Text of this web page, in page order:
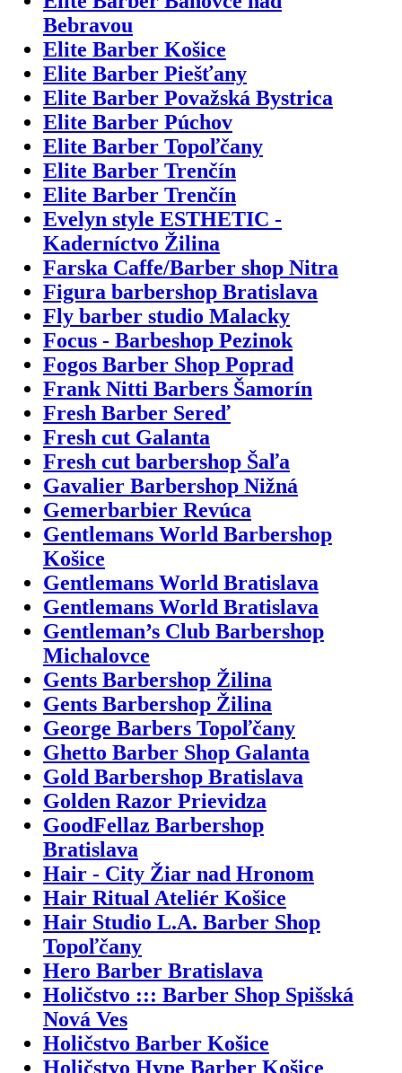
Bebravou
Elite Barber Košice
Elite Barber Piešťany
Elite Barber Považská Bystrica
Elite Barber Púchov
Elite Barber Topoľčany
Elite Barber Trenčín
Elite Barber Trenčín
Evelyn style ESTHETIC -
Kaderníctvo Žilina
Farska Caffe/Barber shop Nitra
Figura barbershop Bratislava
Fly barber studio Malacky
Focus - Barbeshop Pezinok
Fogos Barber Shop Poprad
Frank Nitti Barbers Šamorín
Fresh Barber Sereď
Fresh cut Galanta
Fresh cut barbershop Šaľa
Gavalier Barbershop Nižná
Gemerbarbier Revúca
Gentlemans World Barbershop
Košice
Gentlemans World Bratislava
Gentlemans World Bratislava
Gentleman’s Club Barbershop
Michalovce
Gents Barbershop Žilina
Gents Barbershop Žilina
George Barbers Topoľčany
Ghetto Barber Shop Galanta
Gold Barbershop Bratislava
Golden Razor Prievidza
GoodFellaz Barbershop
Bratislava
Hair - City Žiar nad Hronom
Hair Ritual Ateliér Košice
Hair Studio L.A. Barber Shop
Topoľčany
Hero Barber Bratislava
Holičstvo ::: Barber Shop Spišská
Nová Ves
Holičstvo Barber Košice
Holičstvo Hype Barber Košice